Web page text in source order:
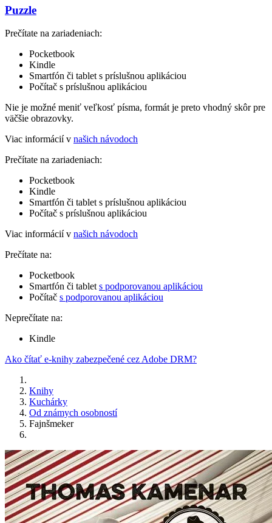
Puzzle
Prečítate na zariadeniach:
Pocketbook
Kindle
Smartfón či tablet s príslušnou aplikáciou
Počítač s príslušnou aplikáciou
Nie je možné meniť veľkosť písma, formát je preto vhodný skôr pre
väčšie obrazovky.
Viac informácií v našich návodoch
Prečítate na zariadeniach:
Pocketbook
Kindle
Smartfón či tablet s príslušnou aplikáciou
Počítač s príslušnou aplikáciou
Viac informácií v našich návodoch
Prečítate na:
Pocketbook
Smartfón či tablet s podporovanou aplikáciou
Počítač s podporovanou aplikáciou
Neprečítate na:
Kindle
Ako čítať e-knihy zabezpečené cez Adobe DRM?
Knihy
Kuchárky
Od známych osobností
Fajnšmeker